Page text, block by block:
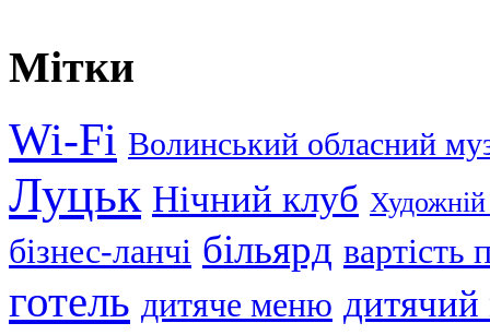
Мітки
Wi-Fi Волинський обласний
Луцьк Нічний клуб
бізнес-ланчі більярд вартість
готель дитяче меню